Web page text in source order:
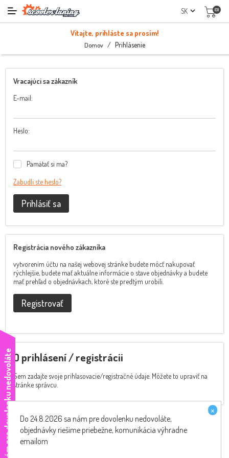
(0)
Vitajte, prihláste sa prosím!
Domov / Prihlásenie
Vracajúci sa zákazník
E-mail:
Heslo:
Pamätať si ma?
Zabudli ste heslo?
Prihlásiť sa
Registrácia nového zákazníka
vytvorením účtu na našej webovej stránke budete môcť nakupovať
rýchlejšie, budete mať aktuálne informácie o stave objednávky a budete
mať prehľad o objednávkach, ktoré ste predtým urobili.
Registrovať
O prihlásení / registrácii
Sem zadajte svoje prihlasovacie/registračné údaje. Môžete to upraviť na
stránke správcu.
e ×
Do 24.8.2026 sa nám pre dovolenku nedovoláte,
objednávky riešime priebežne, komunikácia výhradne
emailom